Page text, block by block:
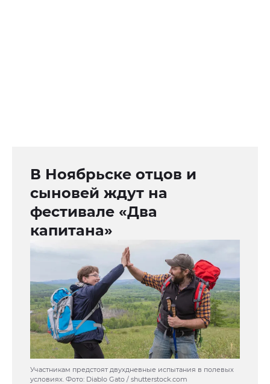
В Ноябрьске отцов и
сыновей ждут на
фестивале «Два
капитана»
Участникам предстоят двухдневные испытания в полевых
условиях. Фото: Diablo Gato / shutterstock.com